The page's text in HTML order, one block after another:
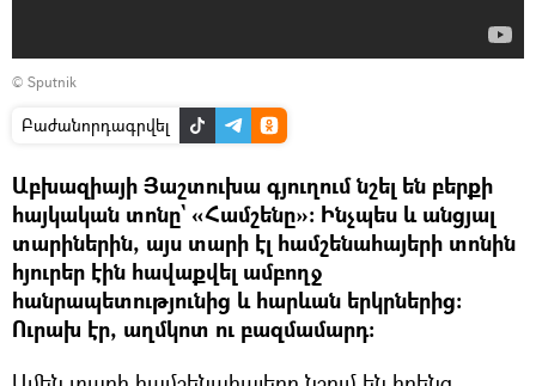
© Sputnik
Բաժանորդագրվել
Աբխազիայի Յաշտուխա գյուղում նշել են բերքի
հայկական տոնը` «Համշենը»։ Ինչպես և անցյալ
տարիներին, այս տարի էլ համշենահայերի տոնին
հյուրեր էին հավաքվել ամբողջ
հանրապետությունից և հարևան երկրներից։
Ուրախ էր, աղմկոտ ու բազմամարդ։